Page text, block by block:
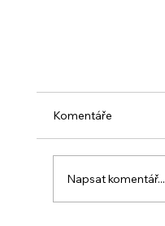
Komentáře
Napsat komentář...